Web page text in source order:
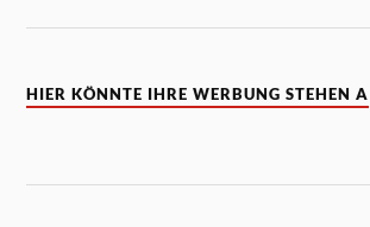
HIER KÖNNTE IHRE WERBUNG STEHEN A